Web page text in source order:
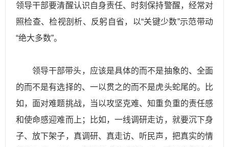
领导干部要清醒认识自身责任、时刻保持警醒，经常对
照检查、检视剖析、反躬自省，以“关键少数”示范带动
“绝大多数”。
领导干部带头，应该是具体的而不是抽象的、全面
的而不是有选择的、一以贯之的而不是虎头蛇尾的。比
如，面对难题挑战，当以攻坚克难、知重负重的责任感
和使命感迎难而上；比如，一线调研走访，就要沉下身
子、放下架子，真调研、真走访、听民声，把真实的情